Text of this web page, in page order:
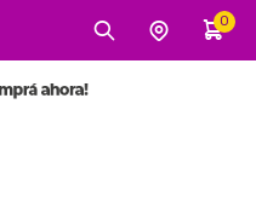
0
MI CUENTA